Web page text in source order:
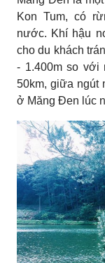
Kon Tum, có
nước. Khí hậu
cho du khách
- 1.400m so với
50km, giữa ngút
ở Măng Đen lúc